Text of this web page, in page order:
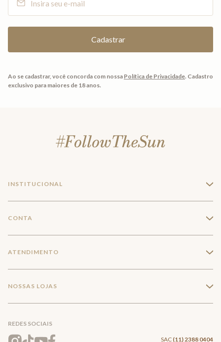
Ao se cadastrar, você concorda com nossa Política de Privacidade. Cadastro
exclusivo para maiores de 18 anos.
INSTITUCIONAL +
Trabalhe conosco
Mapa do Site
CONTA +
Meus pedidos
Wishlist
ATENDIMENTO +
Entrega e Frete
NOSSAS LOJAS +
REDES SOCIAIS
SAC (11) 2388 0404